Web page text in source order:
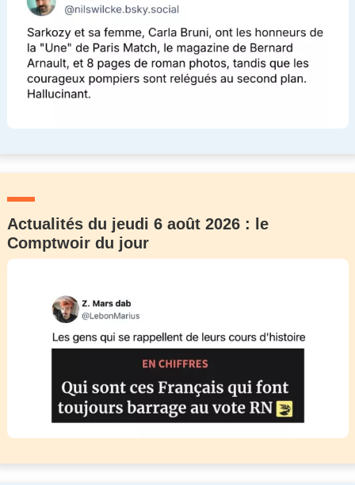
Actualités du jeudi 6 août 2026 : le
Comptwoir du jour